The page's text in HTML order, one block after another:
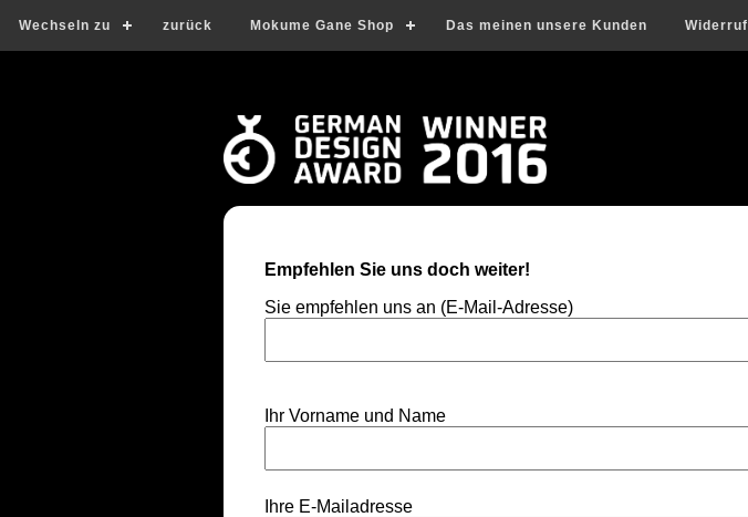
Wechseln zu zurück Mokume Gane Shop Das meinen unsere Kunden Widerruf
Empfehlen Sie uns doch weiter!
Sie empfehlen uns an (E-Mail-Adresse)
Ihr Vorname und Name
Ihre E-Mailadresse